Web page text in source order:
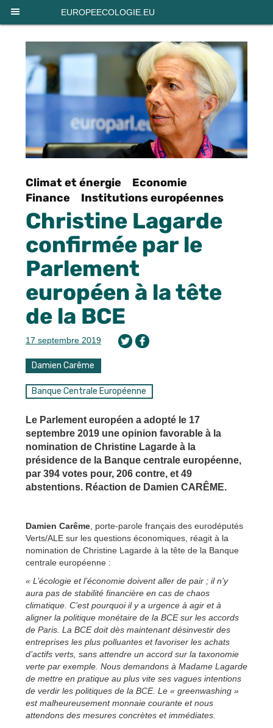
EUROPEECOLOGIE.EU
Climat et énergie
Economie
Finance
Institutions européennes
Christine Lagarde
confirmée par le
Parlement
européen à la tête
de la BCE
17 septembre 2019
Damien Carême
Banque Centrale Européenne
Le Parlement européen a adopté le 17
septembre 2019 une opinion favorable à la
nomination de Christine Lagarde à la
présidence de la Banque centrale européenne,
par 394 votes pour, 206 contre, et 49
abstentions. Réaction de Damien CARÊME.
Damien Carême, porte-parole français des eurodéputés
Verts/ALE sur les questions économiques, réagit à la
nomination de Christine Lagarde à la tête de la Banque
centrale européenne :
« L’écologie et l’économie doivent aller de pair ; il n’y
aura pas de stabilité financière en cas de chaos
climatique. C’est pourquoi il y a urgence à agir et à
aligner la politique monétaire de la BCE sur les accords
de Paris. La BCE doit dès maintenant désinvestir des
entreprises les plus polluantes et favoriser les achats
d’actifs verts, sans attendre un accord sur la taxonomie
verte par exemple. Nous demandons à Madame Lagarde
de mettre en pratique au plus vite ses vagues intentions
de verdir les politiques de la BCE. Le « greenwashing »
est malheureusement monnaie courante et nous
attendons des mesures concrètes et immédiates.